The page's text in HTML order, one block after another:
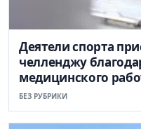
Деятели спорта
челленджу
медицинского
БЕЗ РУБРИКИ